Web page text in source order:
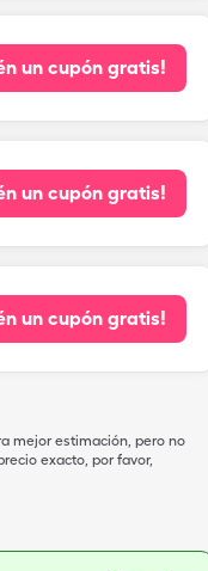
un cupón gratis!
un cupón gratis!
un cupón gratis!
mejor estimación, pero no
exacto, por favor,